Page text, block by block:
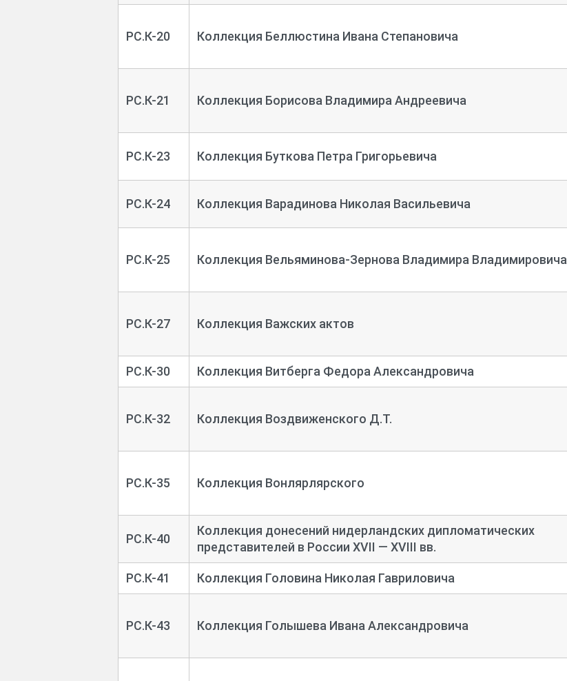
РС.К-20 Коллекция Беллюстина Ивана Степановича
РС.К-21 Коллекция Борисова Владимира Андреевича
РС.К-23 Коллекция Буткова Петра Григорьевича
РС.К-24 Коллекция Варадинова Николая Васильевича
РС.К-25 Коллекция Вельяминова-Зернова Владимира Владимировича
РС.К-27 Коллекция Важских актов
РС.К-30 Коллекция Витберга Федора Александровича
РС.К-32 Коллекция Воздвиженского Д.Т.
РС.К-35 Коллекция Вонлярлярского
РС.К-40
Коллекция донесений нидерландских дипломатических
представителей в России XVII — XVIII вв.
РС.К-41 Коллекция Головина Николая Гавриловича
РС.К-43 Коллекция Голышева Ивана Александровича